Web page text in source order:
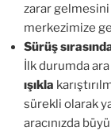
zarar
merkezimize
Sürüş
İlk durumda ara
ışıkla
sürekli olarak
aracınızda